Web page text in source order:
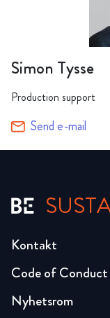
Simon Tysse
Production support
Send e-mail
Code of Conduct
Nyhetsrom
Kontakt